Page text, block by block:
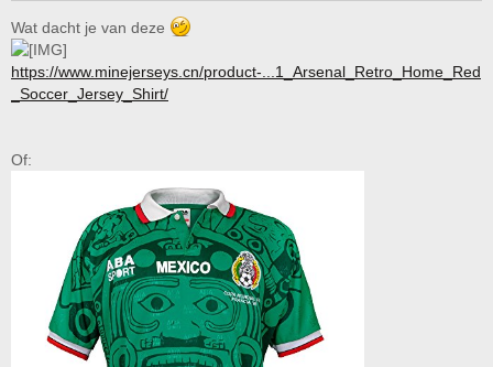
https://tbjerseys.com/product/fiorentina-1998-1999
Wat dacht je van deze
https://www.minejerseys.cn/product-...1_Arsenal_Retro_Home_Red
_Soccer_Jersey_Shirt/
Of: